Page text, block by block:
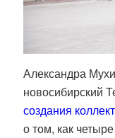
Александра
новосибирский
создания
о том, как